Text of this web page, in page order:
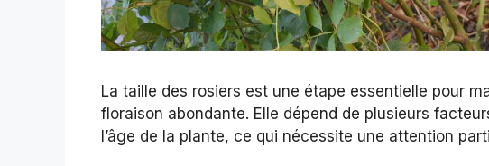
La taille des rosiers est une étape essentielle pour
floraison abondante. Elle dépend de plusieurs
l’âge de la plante, ce qui nécessite une attention